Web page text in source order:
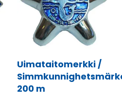
Uimataitomerkki /
200 m